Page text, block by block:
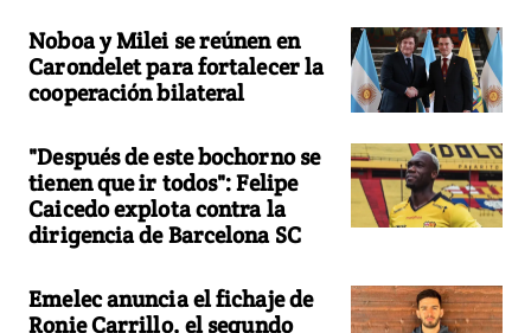
Noboa y Milei se reúnen en
Carondelet para fortalecer la
cooperación bilateral
"Después de este bochorno se
tienen que ir todos": Felipe
Caicedo explota contra la
dirigencia de Barcelona SC
Emelec anuncia el fichaje de
Ronie Carrillo, el segundo